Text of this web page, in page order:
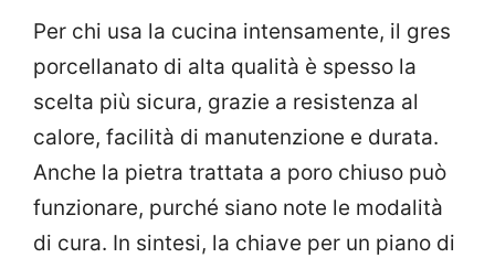
Per chi usa la cucina intensamente, il gres
porcellanato di alta qualità è spesso la
scelta più sicura, grazie a resistenza al
calore, facilità di manutenzione e durata.
Anche la pietra trattata a poro chiuso può
funzionare, purché siano note le modalità
di cura. In sintesi, la chiave per un piano di